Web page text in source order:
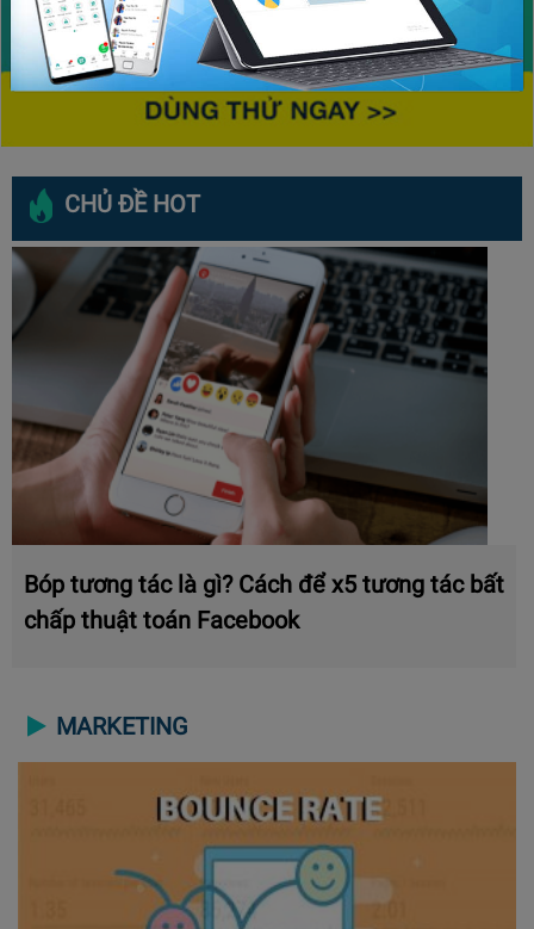
CHỦ ĐỀ HOT
Bóp tương tác là gì? Cách để x5 tương tác bất
chấp thuật toán Facebook
MARKETING